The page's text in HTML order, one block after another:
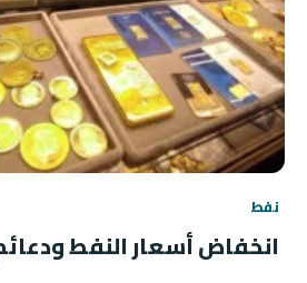
نفط
انخفاض أسعار النفط